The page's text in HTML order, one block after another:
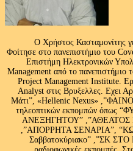
Ο Χρήστος Κασταμονίτης
Φοίτησε στο πανεπιστήμιο του
Επιστήμη Ηλεκτρονικών
Management από το πανεπιστήμιο
Project Management Institute.
Analyst στις Βρυξελλες. Εχει
Μάτι”, «Hellenic Nexus»
τηλεοπτικών εκπομπών
ΑΝΕΞΗΓΗΤΟΥ”
,”ΑΠΟΡΡΗΤΑ ΣΕΝΑΡΙΑ”,
Σαββατοκύριακο” ,”ΣΚ ΣΤΟ